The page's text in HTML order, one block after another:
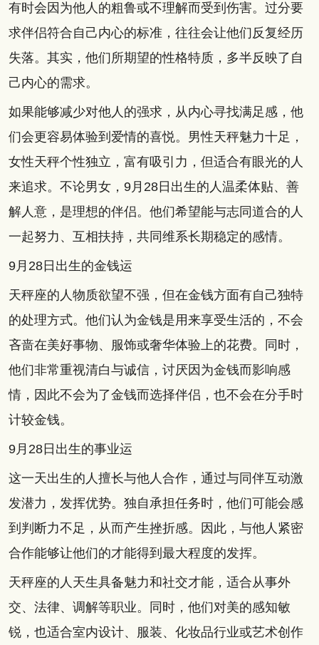
有时会因为他人的粗鲁或不理解而受到伤害。过分要
求伴侣符合自己内心的标准，往往会让他们反复经历
失落。其实，他们所期望的性格特质，多半反映了自
己内心的需求。
如果能够减少对他人的强求，从内心寻找满足感，他
们会更容易体验到爱情的喜悦。男性天秤魅力十足，
女性天秤个性独立，富有吸引力，但适合有眼光的人
来追求。不论男女，9月28日出生的人温柔体贴、善
解人意，是理想的伴侣。他们希望能与志同道合的人
一起努力、互相扶持，共同维系长期稳定的感情。
9月28日出生的金钱运
天秤座的人物质欲望不强，但在金钱方面有自己独特
的处理方式。他们认为金钱是用来享受生活的，不会
吝啬在美好事物、服饰或奢华体验上的花费。同时，
他们非常重视清白与诚信，讨厌因为金钱而影响感
情，因此不会为了金钱而选择伴侣，也不会在分手时
计较金钱。
9月28日出生的事业运
这一天出生的人擅长与他人合作，通过与同伴互动激
发潜力，发挥优势。独自承担任务时，他们可能会感
到判断力不足，从而产生挫折感。因此，与他人紧密
合作能够让他们的才能得到最大程度的发挥。
天秤座的人天生具备魅力和社交才能，适合从事外
交、法律、调解等职业。同时，他们对美的感知敏
锐，也适合室内设计、服装、化妆品行业或艺术创作